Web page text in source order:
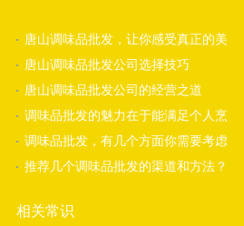
唐山调味品批发，让你感受真正的美
唐山调味品批发公司选择技巧
唐山调味品批发公司的经营之道
调味品批发的魅力在于能满足个人烹
调味品批发，有几个方面你需要考虑
推荐几个调味品批发的渠道和方法？
相关常识